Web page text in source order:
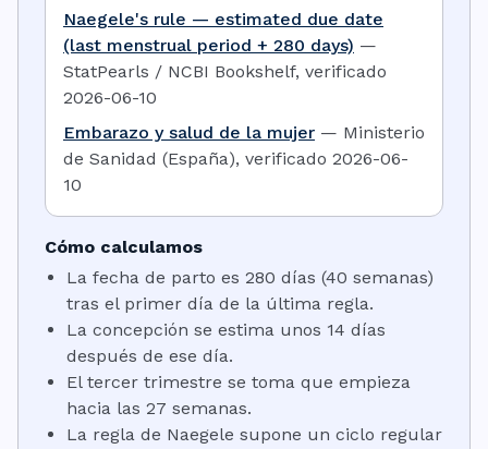
Naegele's rule — estimated due date
(last menstrual period + 280 days) —
StatPearls / NCBI Bookshelf, verificado
2026-06-10
Embarazo y salud de la mujer — Ministerio
de Sanidad (España), verificado 2026-06-
10
Cómo calculamos
La fecha de parto es 280 días (40 semanas)
tras el primer día de la última regla.
La concepción se estima unos 14 días
después de ese día.
El tercer trimestre se toma que empieza
hacia las 27 semanas.
La regla de Naegele supone un ciclo regular